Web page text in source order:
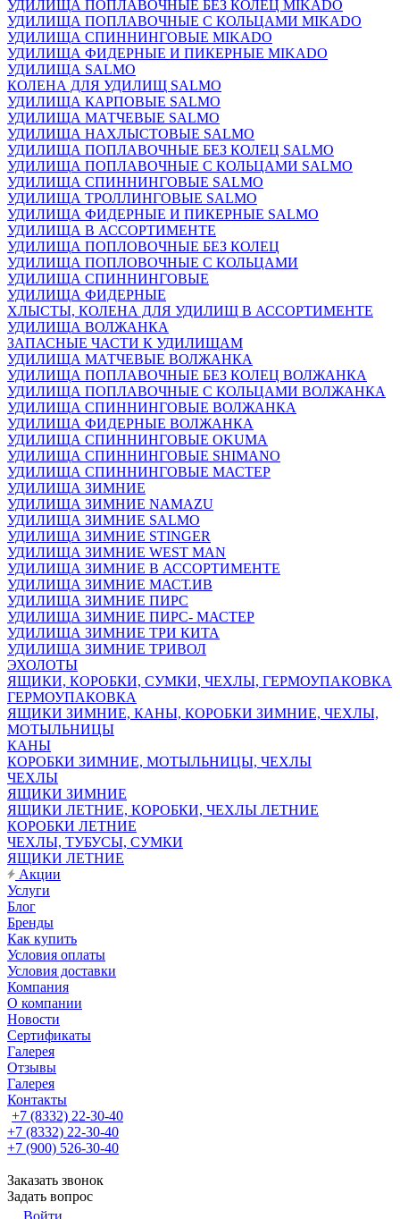
УДИЛИЩА ПОПЛАВОЧНЫЕ БЕЗ КОЛЕЦ MIKADO
УДИЛИЩА ПОПЛАВОЧНЫЕ С КОЛЬЦАМИ MIKADO
УДИЛИЩА СПИННИНГОВЫЕ MIKADO
УДИЛИЩА ФИДЕРНЫЕ И ПИКЕРНЫЕ MIKADO
УДИЛИЩА SALMO
КОЛЕНА ДЛЯ УДИЛИЩ SALMO
УДИЛИЩА КАРПОВЫЕ SALMO
УДИЛИЩА МАТЧЕВЫЕ SALMO
УДИЛИЩА НАХЛЫСТОВЫЕ SALMO
УДИЛИЩА ПОПЛАВОЧНЫЕ БЕЗ КОЛЕЦ SALMO
УДИЛИЩА ПОПЛАВОЧНЫЕ С КОЛЬЦАМИ SALMO
УДИЛИЩА СПИННИНГОВЫЕ SALMO
УДИЛИЩА ТРОЛЛИНГОВЫЕ SALMO
УДИЛИЩА ФИДЕРНЫЕ И ПИКЕРНЫЕ SALMO
УДИЛИЩА В АССОРТИМЕНТЕ
УДИЛИЩА ПОПЛОВОЧНЫЕ БЕЗ КОЛЕЦ
УДИЛИЩА ПОПЛОВОЧНЫЕ С КОЛЬЦАМИ
УДИЛИЩА СПИННИНГОВЫЕ
УДИЛИЩА ФИДЕРНЫЕ
ХЛЫСТЫ, КОЛЕНА ДЛЯ УДИЛИЩ В АССОРТИМЕНТЕ
УДИЛИЩА ВОЛЖАНКА
ЗАПАСНЫЕ ЧАСТИ К УДИЛИЩАМ
УДИЛИЩА МАТЧЕВЫЕ ВОЛЖАНКА
УДИЛИЩА ПОПЛАВОЧНЫЕ БЕЗ КОЛЕЦ ВОЛЖАНКА
УДИЛИЩА ПОПЛАВОЧНЫЕ С КОЛЬЦАМИ ВОЛЖАНКА
УДИЛИЩА СПИННИНГОВЫЕ ВОЛЖАНКА
УДИЛИЩА ФИДЕРНЫЕ ВОЛЖАНКА
УДИЛИЩА СПИННИНГОВЫЕ OKUMA
УДИЛИЩА СПИННИНГОВЫЕ SHIMANO
УДИЛИЩА СПИННИНГОВЫЕ МАСТЕР
УДИЛИЩА ЗИМНИЕ
УДИЛИЩА ЗИМНИЕ NAMAZU
УДИЛИЩА ЗИМНИЕ SALMO
УДИЛИЩА ЗИМНИЕ STINGER
УДИЛИЩА ЗИМНИЕ WEST MAN
УДИЛИЩА ЗИМНИЕ В АССОРТИМЕНТЕ
УДИЛИЩА ЗИМНИЕ МАСТ.ИВ
УДИЛИЩА ЗИМНИЕ ПИРС
УДИЛИЩА ЗИМНИЕ ПИРС- МАСТЕР
УДИЛИЩА ЗИМНИЕ ТРИ КИТА
УДИЛИЩА ЗИМНИЕ ТРИВОЛ
ЭХОЛОТЫ
ЯЩИКИ, КОРОБКИ, СУМКИ, ЧЕХЛЫ, ГЕРМОУПАКОВКА
ГЕРМОУПАКОВКА
ЯЩИКИ ЗИМНИЕ, КАНЫ, КОРОБКИ ЗИМНИЕ, ЧЕХЛЫ,
МОТЫЛЬНИЦЫ
КАНЫ
КОРОБКИ ЗИМНИЕ, МОТЫЛЬНИЦЫ, ЧЕХЛЫ
ЧЕХЛЫ
ЯЩИКИ ЗИМНИЕ
ЯЩИКИ ЛЕТНИЕ, КОРОБКИ, ЧЕХЛЫ ЛЕТНИЕ
КОРОБКИ ЛЕТНИЕ
ЧЕХЛЫ, ТУБУСЫ, СУМКИ
ЯЩИКИ ЛЕТНИЕ
Акции
Услуги
Блог
Бренды
Как купить
Условия оплаты
Условия доставки
Компания
О компании
Новости
Сертификаты
Галерея
Отзывы
Галерея
Контакты
+7 (8332) 22-30-40
+7 (8332) 22-30-40
+7 (900) 526-30-40
Заказать звонок
Задать вопрос
Войти